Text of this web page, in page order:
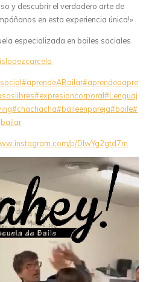
y descubrir el verdadero arte de
en esta experiencia única!»
especializada en bailes sociales.
#aprendeABailar#aprendeaapre
#expresioncorporal#Lenguaj
#chachacha#baileenpareja#baile#
bailar
p/DIwYg2gtd7m